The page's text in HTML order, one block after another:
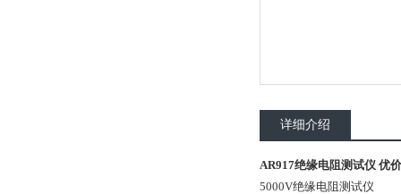
详细介绍
AR917绝缘电阻测试仪 优价
5000V绝缘电阻测试仪